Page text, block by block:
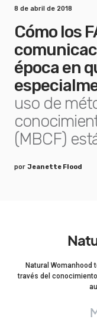
8 de abril de 2018
Cómo los
época en
uso de
(MBCF)
por Jeanette Flood
Natural Womanhood
través del